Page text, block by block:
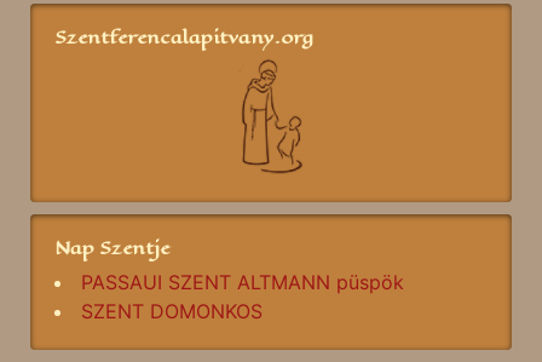
Szentferencalapitvany.org
Nap Szentje
PASSAUI SZENT ALTMANN püspök
SZENT DOMONKOS